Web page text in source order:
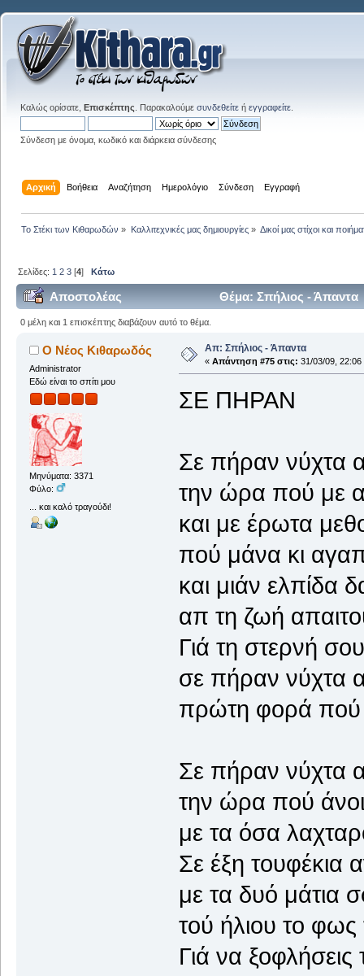
Καλώς ορίσατε, Επισκέπτης . Παρακαλούμε συνδεθείτε ή εγγραφείτε
Σύνδεση με όνομα, κωδικό και διάρκεια σύνδεσης
Αρχική Βοήθεια Αναζήτηση Ημερολόγιο Σύνδεση Εγγραφή
Το Στέκι των Κιθαρωδών » Καλλιτεχνικές μας δημιουργίες» Δικοί μας στίχοι και
Σελίδες: 1 2 3 [4]Κάτω
Αποστολέας Θέμα: Σπήλιος - Άπαντα
0 μέλη και 1 επισκέπτης διαβάζουν αυτό το θέμα.
Ο Νέος Κιθαρωδός
Administrator
Εδώ είναι το σπίτι μου
Μηνύματα: 3371
Φύλο:
... και καλό τραγούδι!
Απ: Σπήλιος - Άπαντα
« Απάντηση #75 στις: 31/03/09, 22:06
ΣΕ ΠΗΡΑΝ
Σε πήραν νύχτα
την ώρα πού με
και με έρωτα
πού μάνα κι
και μιάν ελπίδα
απ τη ζωή
Γιά τη στερνή
σε πήραν νύχτα
πρώτη φορά πού
Σε πήραν νύχτα
την ώρα πού
με τα όσα
Σε έξη τουφέκια
με τα δυό μάτια
τού ήλιου το
Γιά να ξοφλήσεις